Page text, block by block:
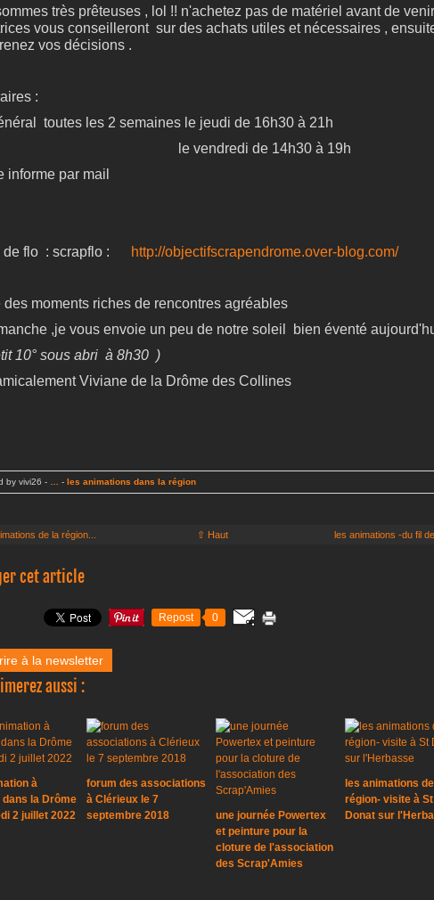
très prêteuses , lol !! n'achetez pas de matériel avant de
vous conseilleront sur des achats utiles et nécessaires ,
vos décisions .
:
toutes les 2 semaines le jeudi de 16h30 à 21h
de 14h30 à 19h
informe par mail
de flo : scrapflo : http://objectifscrapendrome.over-blog.com/
des moments riches de rencontres agréables
,je vous envoie un peu de notre soleil bien éventé
10° sous abri à 8h30 )
Viviane de la Drôme des Collines
by vivi26 - - les animations dans la région
de la région... ⇧ Haut les animations -du fil
cet article
Repost 0
à la newsletter
aussi :
à
la Drôme
2 juillet 2022
forum des associations
à Clérieux le 7
septembre 2018
une journée Powertex
et peinture pour la
cloture de l'association
des Scrap'Amies
les animations
région- visite à St
Donat sur